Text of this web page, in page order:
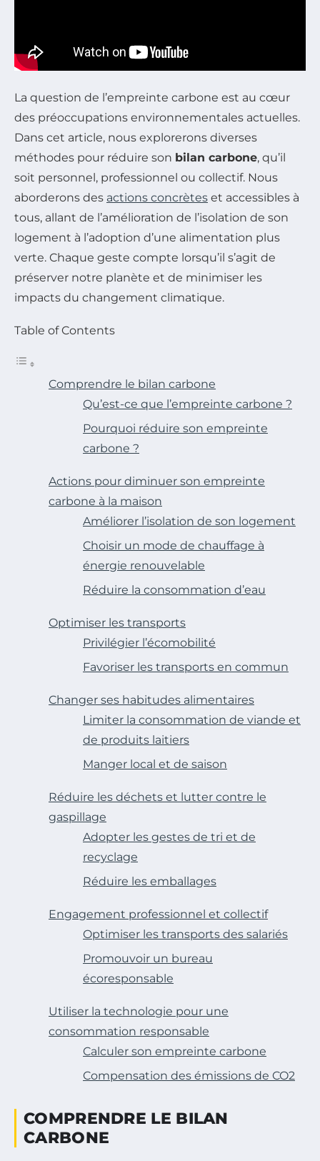
La question de l’empreinte carbone est au cœur
des préoccupations environnementales actuelles.
Dans cet article, nous explorerons diverses
méthodes pour réduire son bilan carbone, qu’il
soit personnel, professionnel ou collectif. Nous
aborderons des actions concrètes et accessibles à
tous, allant de l’amélioration de l’isolation de son
logement à l’adoption d’une alimentation plus
verte. Chaque geste compte lorsqu’il s’agit de
préserver notre planète et de minimiser les
impacts du changement climatique.
Table of Contents
Comprendre le bilan carbone
Qu’est-ce que l’empreinte carbone ?
Pourquoi réduire son empreinte
carbone ?
Actions pour diminuer son empreinte
carbone à la maison
Améliorer l’isolation de son logement
Choisir un mode de chauffage à
énergie renouvelable
Réduire la consommation d’eau
Optimiser les transports
Privilégier l’écomobilité
Favoriser les transports en commun
Changer ses habitudes alimentaires
Limiter la consommation de viande et
de produits laitiers
Manger local et de saison
Réduire les déchets et lutter contre le
gaspillage
Adopter les gestes de tri et de
recyclage
Réduire les emballages
Engagement professionnel et collectif
Optimiser les transports des salariés
Promouvoir un bureau
écoresponsable
Utiliser la technologie pour une
consommation responsable
Calculer son empreinte carbone
Compensation des émissions de CO2
COMPRENDRE LE BILAN
CARBONE